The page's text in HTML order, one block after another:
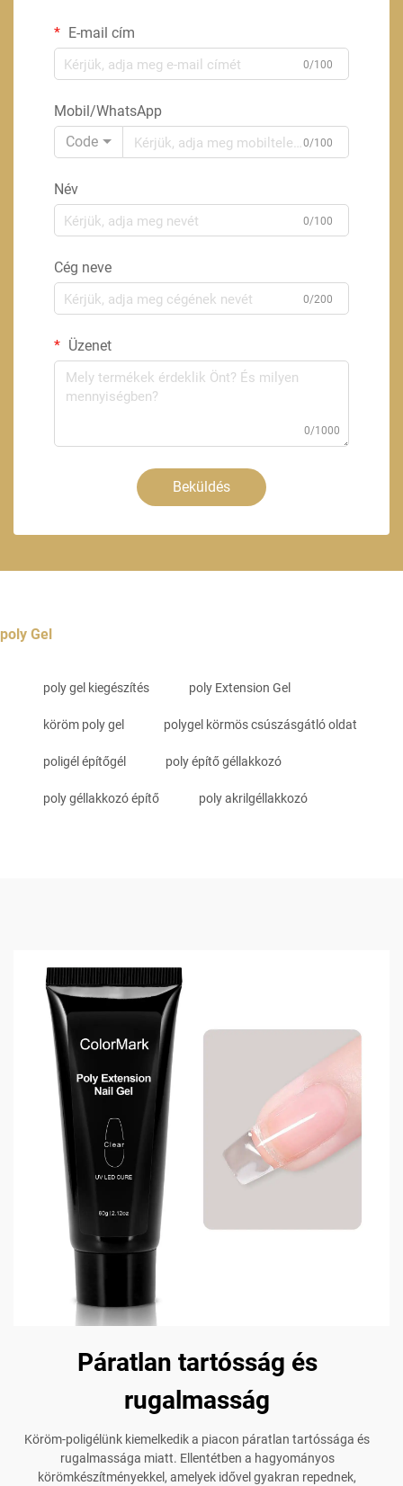
E-mail cím
0/100
Mobil/WhatsApp
Code
0/100
Név
0/100
Cég neve
0/200
Üzenet
0/1000
Beküldés
poly Gel
poly gel kiegészítés poly Extension Gel
köröm poly gel polygel körmös csúszásgátló oldat
poligél építőgél poly építő géllakkozó
poly géllakkozó építő poly akrilgéllakkozó
Páratlan tartósság és
rugalmasság
Köröm-poligélünk kiemelkedik a piacon páratlan tartóssága és
rugalmassága miatt. Ellentétben a hagyományos
körömkészítményekkel, amelyek idővel gyakran repednek,